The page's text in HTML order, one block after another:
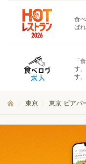
食
ば
「
す
す。
東京 東京 ビアバ